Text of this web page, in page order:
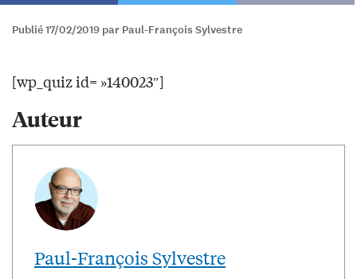
Publié 17/02/2019 par Paul-François Sylvestre
[wp_quiz id= »140023″]
Auteur
Paul-François Sylvestre